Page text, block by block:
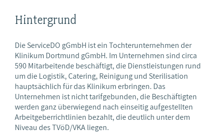
Hintergrund
Die ServiceDO gGmbH ist ein Tochterunternehmen der
Klinikum Dortmund gGmbH. Im Unternehmen sind circa
590 Mitarbeitende beschäftigt, die Dienstleistungen rund
um die Logistik, Catering, Reinigung und Sterilisation
hauptsächlich für das Klinikum erbringen. Das
Unternehmen ist nicht tarifgebunden, die Beschäftigten
werden ganz überwiegend nach einseitig aufgestellten
Arbeitgeberrichtlinien bezahlt, die deutlich unter dem
Niveau des TVöD/VKA liegen.